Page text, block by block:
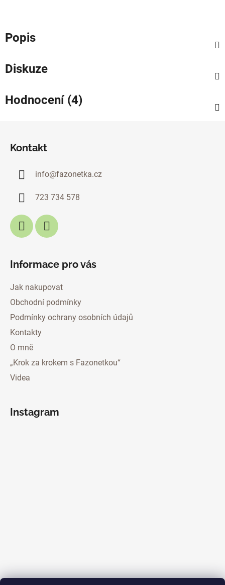
Popis
Diskuze
Hodnocení (4)
Kontakt
info@fazonetka.cz
723 734 578
Informace pro vás
Jak nakupovat
Obchodní podmínky
Podmínky ochrany osobních údajů
Kontakty
O mně
„Krok za krokem s Fazonetkou“
Videa
Instagram